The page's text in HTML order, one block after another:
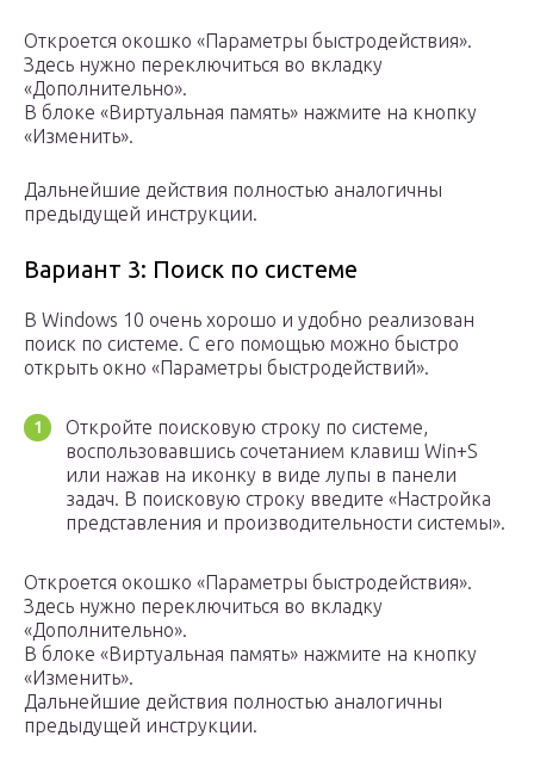
Откроется окошко «Параметры быстродействия».
Здесь нужно переключиться во вкладку
«Дополнительно».
В блоке «Виртуальная память» нажмите на кнопку
«Изменить».
Дальнейшие действия полностью аналогичны
предыдущей инструкции.
Вариант 3: Поиск по системе
В Windows 10 очень хорошо и удобно реализован
поиск по системе. С его помощью можно быстро
открыть окно «Параметры быстродействий».
Откройте поисковую строку по системе,
воспользовавшись сочетанием клавиш Win+S
или нажав на иконку в виде лупы в панели
задач. В поисковую строку введите «Настройка
представления и производительности системы».
Откроется окошко «Параметры быстродействия».
Здесь нужно переключиться во вкладку
«Дополнительно».
В блоке «Виртуальная память» нажмите на кнопку
«Изменить».
Дальнейшие действия полностью аналогичны
предыдущей инструкции.